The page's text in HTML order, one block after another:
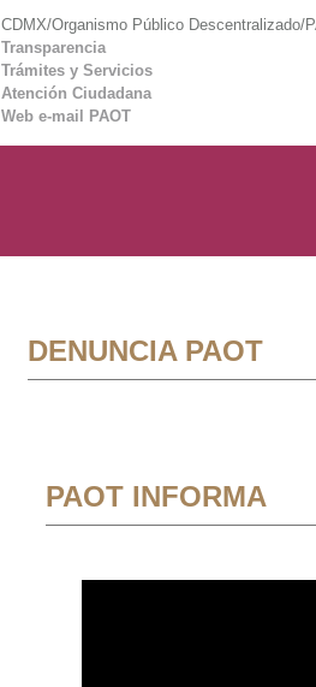
CDMX/Organismo Público Descentralizado/
Transparencia
Trámites y Servicios
Atención Ciudadana
Web e-mail PAOT
DENUNCIA PAOT
PAOT INFORMA